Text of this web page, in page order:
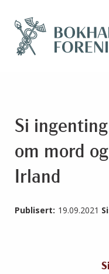
Si
om mord
Irland
Publisert: 19.09.2021